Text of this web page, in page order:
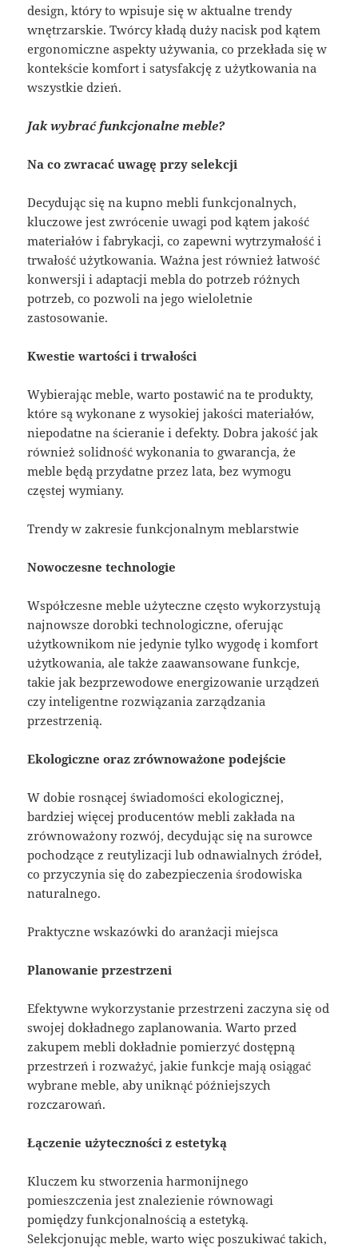
design, który to wpisuje się w aktualne trendy
wnętrzarskie. Twórcy kładą duży nacisk pod kątem
ergonomiczne aspekty używania, co przekłada się w
kontekście komfort i satysfakcję z użytkowania na
wszystkie dzień.
Jak wybrać funkcjonalne meble?
Na co zwracać uwagę przy selekcji
Decydując się na kupno mebli funkcjonalnych,
kluczowe jest zwrócenie uwagi pod kątem jakość
materiałów i fabrykacji, co zapewni wytrzymałość i
trwałość użytkowania. Ważna jest również łatwość
konwersji i adaptacji mebla do potrzeb różnych
potrzeb, co pozwoli na jego wieloletnie
zastosowanie.
Kwestie wartości i trwałości
Wybierając meble, warto postawić na te produkty,
które są wykonane z wysokiej jakości materiałów,
niepodatne na ścieranie i defekty. Dobra jakość jak
również solidność wykonania to gwarancja, że
meble będą przydatne przez lata, bez wymogu
częstej wymiany.
Trendy w zakresie funkcjonalnym meblarstwie
Nowoczesne technologie
Współczesne meble użyteczne często wykorzystują
najnowsze dorobki technologiczne, oferując
użytkownikom nie jedynie tylko wygodę i komfort
użytkowania, ale także zaawansowane funkcje,
takie jak bezprzewodowe energizowanie urządzeń
czy inteligentne rozwiązania zarządzania
przestrzenią.
Ekologiczne oraz zrównoważone podejście
W dobie rosnącej świadomości ekologicznej,
bardziej więcej producentów mebli zakłada na
zrównoważony rozwój, decydując się na surowce
pochodzące z reutylizacji lub odnawialnych źródeł,
co przyczynia się do zabezpieczenia środowiska
naturalnego.
Praktyczne wskazówki do aranżacji miejsca
Planowanie przestrzeni
Efektywne wykorzystanie przestrzeni zaczyna się od
swojej dokładnego zaplanowania. Warto przed
zakupem mebli dokładnie pomierzyć dostępną
przestrzeń i rozważyć, jakie funkcje mają osiągać
wybrane meble, aby uniknąć późniejszych
rozczarowań.
Łączenie użyteczności z estetyką
Kluczem ku stworzenia harmonijnego
pomieszczenia jest znalezienie równowagi
pomiędzy funkcjonalnością a estetyką.
Selekcjonując meble, warto więc poszukiwać takich,